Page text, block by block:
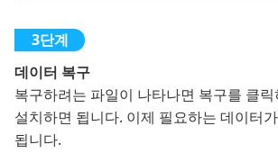
데이터 복구
복구하려는 파일이 나타나면 복구를 클
설치하면 됩니다. 이제 필요하는 데이터
됩니다.